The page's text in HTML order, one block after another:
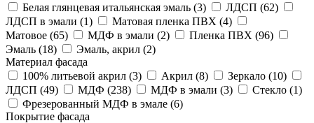
Белая глянцевая итальянская эмаль (3) ЛДСП (62)
ЛДСП в эмали (1) Матовая пленка ПВХ (4)
Матовое (65) МДФ в эмали (2) Пленка ПВХ (96)
Эмаль (18) Эмаль, акрил (2)
Материал фасада
100% литьевой акрил (3) Акрил (8) Зеркало (10)
ЛДСП (49) МДФ (238) МДФ в эмали (3) Стекло (1)
Фрезерованный МДФ в эмале (6)
Покрытие фасада